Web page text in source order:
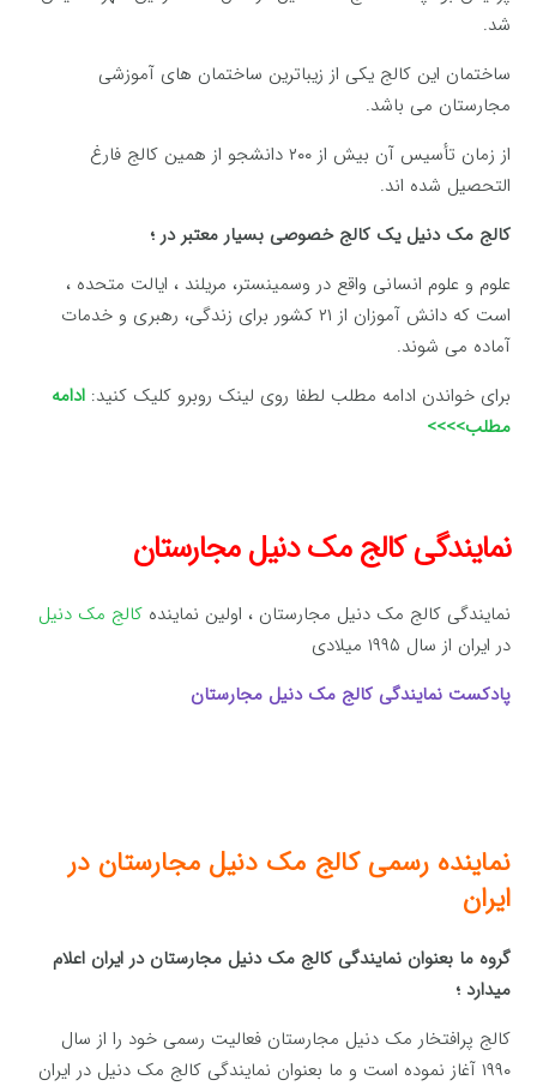
شد.
ساختمان این کالج یکی از زیباترین ساختمان های آموزشی
مجارستان می باشد.
از زمان تأسیس آن بیش از ۲۰۰ دانشجو از همین کالج فارغ
التحصیل شده اند.
کالج مک دنیل یک کالج خصوصی بسیار معتبر در ؛
علوم و علوم انسانی واقع در وسمینستر، مریلند ، ایالت متحده ،
است که دانش آموزان از ۲۱ کشور برای زندگی، رهبری و خدمات
آماده می شوند.
برای خواندن ادامه مطلب لطفا روی لینک روبرو کلیک کنید:ادامه
مطلب>>>>
نمایندگی کالج مک دنیل مجارستان
نمایندگی کالج مک دنیل مجارستان ، اولین نمایندهکالج مک دنیل
در ایران از سال ۱۹۹۵ میلادی
پادکست نمایندگی کالج مک دنیل مجارستان
نماینده رسمی کالج مک دنیل مجارستان در
ایران
گروه ما بعنوان نمایندگی کالج مک دنیل مجارستان در ایران اعلام
میدارد ؛
کالج پرافتخار مک دنیل مجارستان فعالیت رسمی خود را از سال
۱۹۹۰ آغاز نموده است و ما بعنوان نمایندگی کالج مک دنیل در ایران